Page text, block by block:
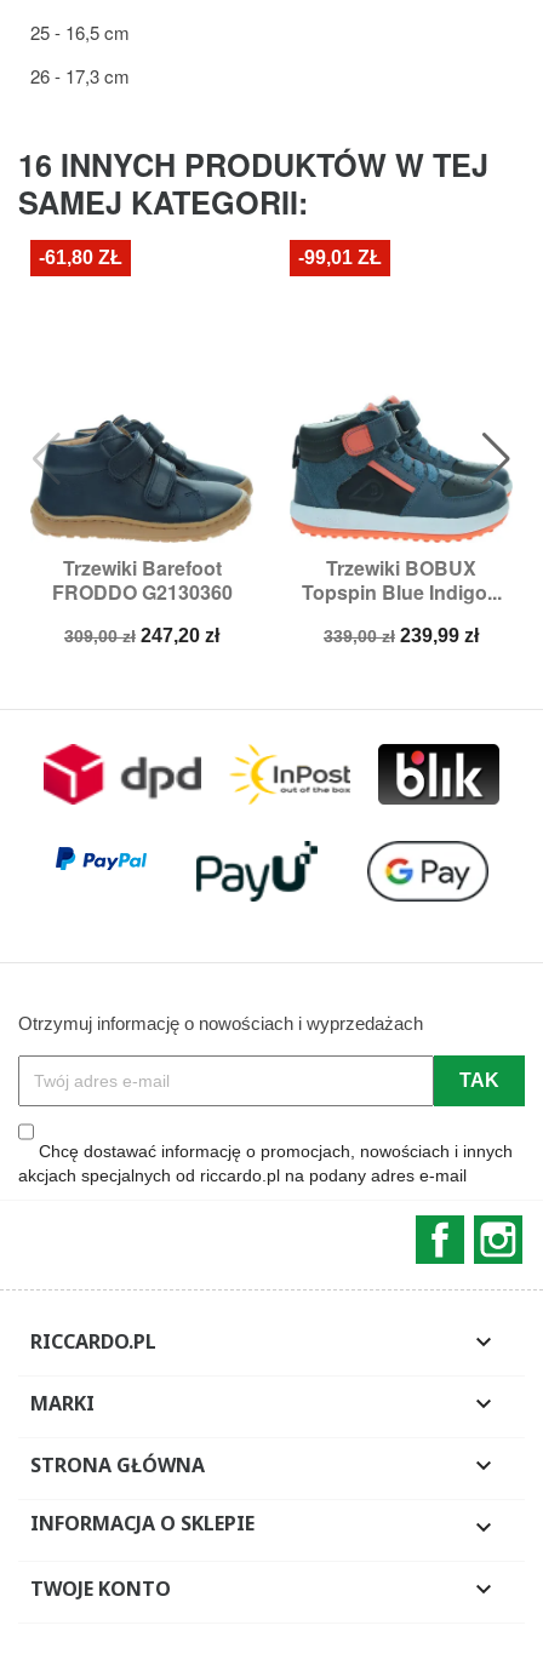
25 - 16,5 cm
26 - 17,3 cm
16 INNYCH PRODUKTÓW W TEJ
SAMEJ KATEGORII:
Trzewiki Barefoot
FRODDO G2130360
Cena
309,00 zł Cena
247,20 zł
-61,80 ZŁ
Trzewiki BOBUX
Topspin Blue Indigo...
Cena
339,00 zł Cena
239,99 zł
-99,01 ZŁ
Otrzymuj informację o nowościach i wyprzedażach
Chcę dostawać informację o promocjach, nowościach i innych
akcjach specjalnych od riccardo.pl na podany adres e-mail
RICCARDO.PL 
MARKI 
STRONA GŁÓWNA 
INFORMACJA O SKLEPIE 
TWOJE KONTO 